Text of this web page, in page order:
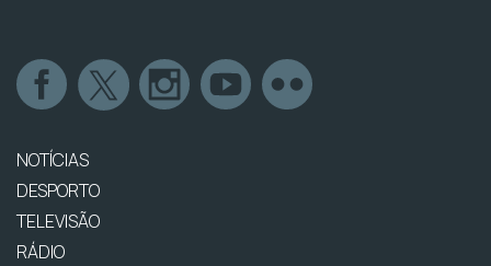
NOTÍCIAS
DESPORTO
TELEVISÃO
RÁDIO